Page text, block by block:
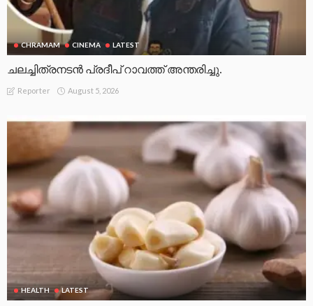
CHRAMAM CINEMA LATEST
ചലച്ചിത്രനടൻ പ്രദീപ് റാവത്ത് അന്തരിച്ചു.
Reporter August 5, 2026
HEALTH LATEST